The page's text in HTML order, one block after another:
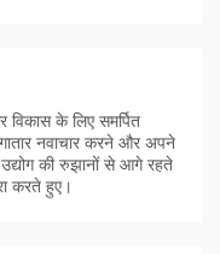
के लिए समर्पित
नवाचार करने और अपने
की रुझानों से आगे रहते
करते हुए।